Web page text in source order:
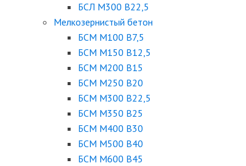
БСЛ М300 В22,5
Мелкозернистый бетон
БСМ М100 B7,5
БСМ М150 B12,5
БСМ М200 B15
БСМ М250 B20
БСМ М300 B22,5
БСМ М350 B25
БСМ М400 B30
БСМ М500 B40
БСМ М600 B45